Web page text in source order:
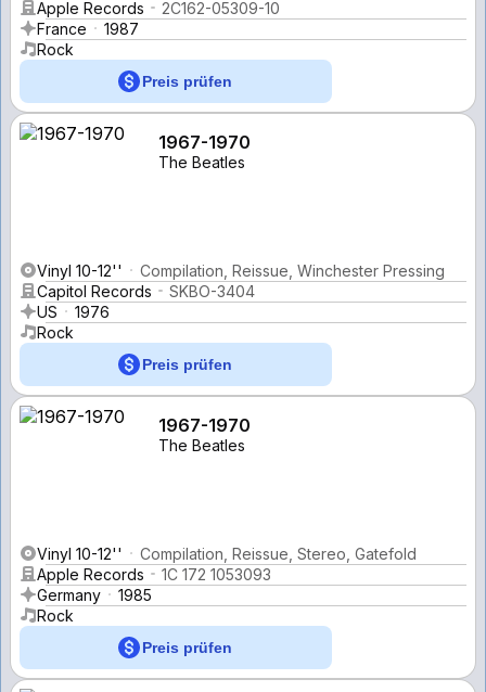
Apple Records
2C162-05309-10
France
1987
Rock
Preis prüfen
1967-1970
The Beatles
Vinyl 10-12''
Compilation, Reissue, Winchester Pressing
Capitol Records
SKBO-3404
US
1976
Rock
Preis prüfen
1967-1970
The Beatles
Vinyl 10-12''
Compilation, Reissue, Stereo, Gatefold
Apple Records
1C 172 1053093
Germany
1985
Rock
Preis prüfen